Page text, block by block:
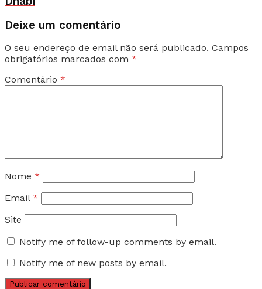
Deixe um comentário
O seu endereço de email não será publicado. Campos
obrigatórios marcados com *
Comentário *
Nome *
Email *
Site
Notify me of follow-up comments by email.
Notify me of new posts by email.